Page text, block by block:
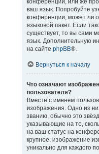
конференции, или же
ваш язык. Попробуйте
конференции, может ли
языковой пакет. Если
существует, то вы сами
язык. Дополнительную
на сайте phpBB®.
Вернуться к началу
Что означают
пользователя?
Вместе с именем
изображения. Одно из
званию, обычно это
указывающие на то,
на ваш статус на
крупное, изображение
уникально для каждого